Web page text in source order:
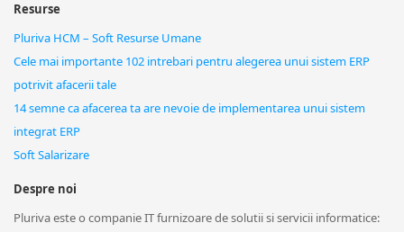
Resurse
Pluriva HCM – Soft Resurse Umane
Cele mai importante 102 intrebari pentru alegerea unui sistem ERP
potrivit afacerii tale
14 semne ca afacerea ta are nevoie de implementarea unui sistem
integrat ERP
Soft Salarizare
Despre noi
Pluriva este o companie IT furnizoare de solutii si servicii informatice: